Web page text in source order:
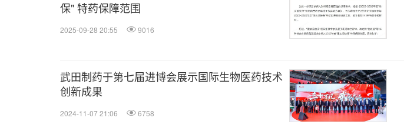
保" 特药保障范围
2025-09-28 20:55 9016
武田制药于第七届进博会展示国际生物医药技术
创新成果
2024-11-07 21:06 6758